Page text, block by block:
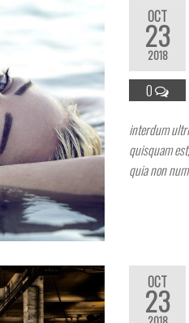
OCT
23
2018
0
interdum
quisquam
quia non
OCT
23